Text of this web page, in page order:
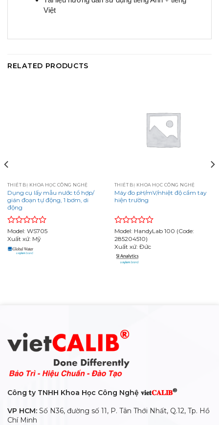
Việt
RELATED PRODUCTS
THIẾT BỊ KHOA HỌC CÔNG NGHỆ
Dụng cụ lấy mẫu nước tổ hợp/
gián đoạn tự động, 1 bơm, di
động
Rated
0
out
Model: WS705
Xuất xứ: Mỹ
THIẾT BỊ KHOA HỌC CÔNG NGHỆ
Máy đo pH/mV/nhiệt độ cầm tay
hiện trường
Rated
0
out
of
Model: HandyLab 100 (Code:
285204510)
Xuất xứ: Đức
Công ty TNHH Khoa Học Công Nghệ 𝐯𝐢𝐞𝐭𝐂𝐀𝐋𝐈𝐁®
VP HCM: Số N36, đường số 11, P. Tân Thới Nhất, Q.12, Tp. Hồ
Chí Minh